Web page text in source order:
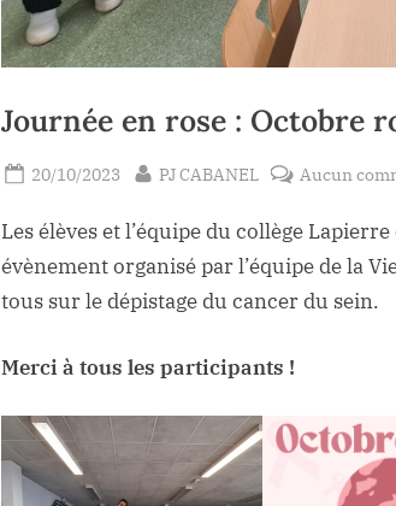
Journée en rose : Octobre
Posted
20/10/2023 By
PJ CABANEL Aucun
Les élèves et l’équipe du collège
évènement organisé par l’équipe de la
tous sur le dépistage du cancer du sein.
Merci à tous les participants !